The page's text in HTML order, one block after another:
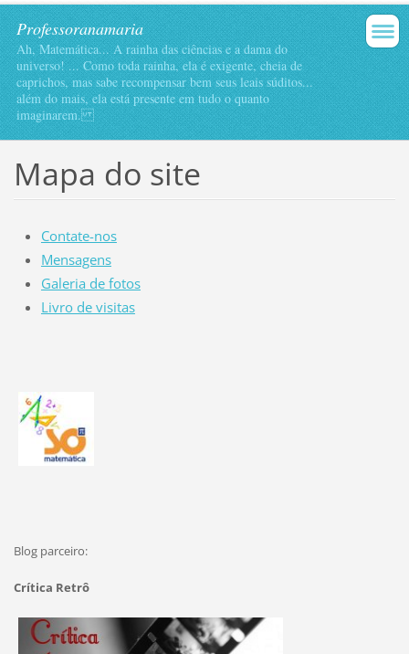
Professoranamaria
Ah, Matemática... A rainha das ciências e a dama do
universo! ... Como toda rainha, ela é exigente, cheia de
caprichos, mas sabe recompensar bem seus leais súditos...
além do mais, ela está presente em tudo o quanto
imaginarem.
Mapa do site
Contate-nos
Mensagens
Galeria de fotos
Livro de visitas
Blog parceiro:
Crítica Retrô